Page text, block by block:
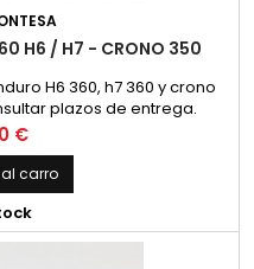
H6 / H7 - CRONO 350
H6 360, h7 360 y crono
plazos de entrega.
€
carro